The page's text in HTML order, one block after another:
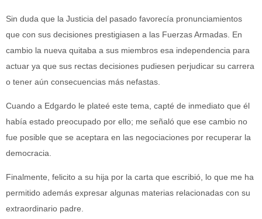
Sin duda que la Justicia del pasado favorecía pronunciamientos
que con sus decisiones prestigiasen a las Fuerzas Armadas. En
cambio la nueva quitaba a sus miembros esa independencia para
actuar ya que sus rectas decisiones pudiesen perjudicar su carrera
o tener aún consecuencias más nefastas.
Cuando a Edgardo le plateé este tema, capté de inmediato que él
había estado preocupado por ello; me señaló que ese cambio no
fue posible que se aceptara en las negociaciones por recuperar la
democracia.
Finalmente, felicito a su hija por la carta que escribió, lo que me ha
permitido además expresar algunas materias relacionadas con su
extraordinario padre.